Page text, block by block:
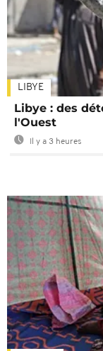
LIBYE
Libye : des
l'Ouest
Il y a 3 heures